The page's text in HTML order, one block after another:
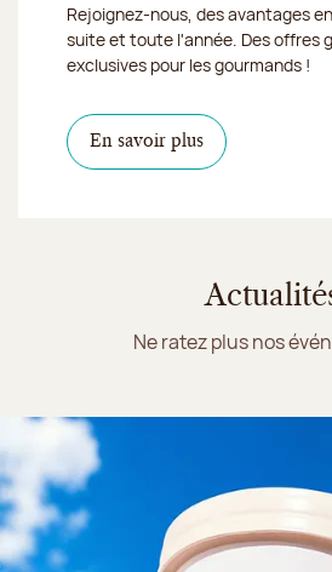
Rejoignez-nous, des avantages
suite et toute l'année. Des offres
exclusives pour les gourmands !
En savoir plus
Ne ratez plus nos